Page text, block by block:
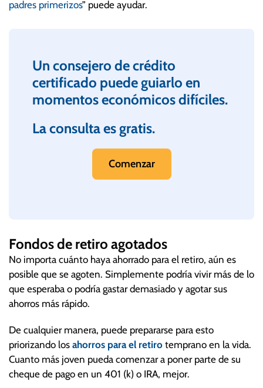
padres primerizos” puede ayudar.
Un consejero de crédito
certificado puede guiarlo en
momentos económicos difíciles.
La consulta es gratis.
Comenzar
Fondos de retiro agotados
No importa cuánto haya ahorrado para el retiro, aún es
posible que se agoten. Simplemente podría vivir más de lo
que esperaba o podría gastar demasiado y agotar sus
ahorros más rápido.
De cualquier manera, puede prepararse para esto
priorizando los ahorros para el retiro temprano en la vida.
Cuanto más joven pueda comenzar a poner parte de su
cheque de pago en un 401 (k) o IRA, mejor.